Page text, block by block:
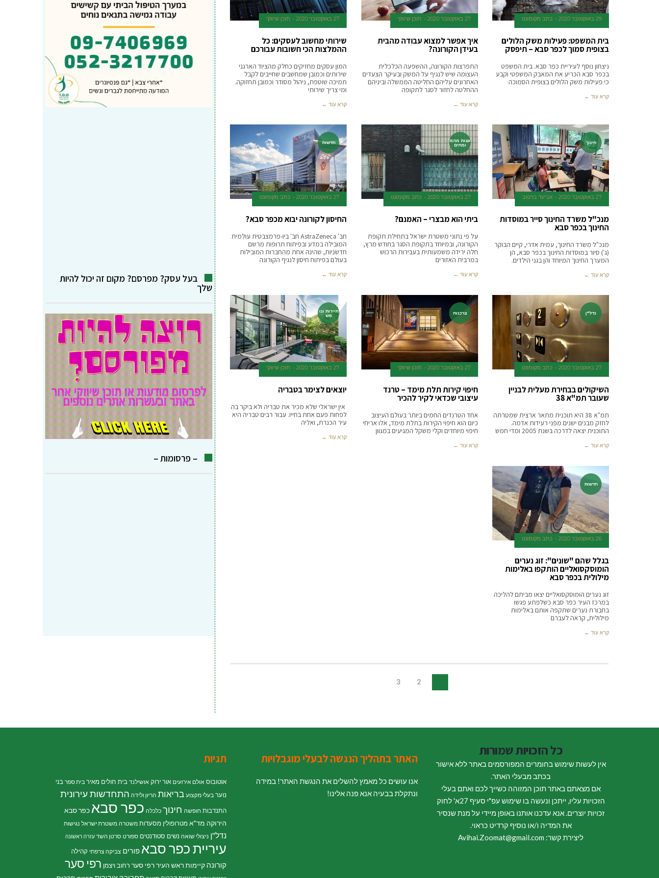
29 באוקטובר 2020 כתב מקומונט
בית המשפט: פעילות משק הלולים
בצופית סמוך לכפר סבא – תיפסק
ניצחון נוסף לעיריית כפר סבא. בית המשפט
בכפר סבא הכריע את המאבק המשפטי וקבע
כי פעילות משק הלולים בצופית הסמוכה
קרא עוד ←
27 באוקטובר 2020 תוכן שיווקי
איך אפשר למצוא עבודה מהבית
בעידן הקורונה?
התפרצות הקורונה, ההשפעה הכלכלית
העצומה שיש לנגיף על המשק ובעיקר הצעדים
האחרונים עליהם החליטה הממשלה וביניהם
ההחלטה לחזור לסגר לתקופה
קרא עוד ←
27 באוקטובר 2020 תוכן שיווקי
שירותי מחשוב לעסקים: כל
ההמלצות הכי חשובות עבורכם
המון עסקים מחזיקים כחלק מהציוד הארגני
שירותים וכמובן שמחשבים שחייבים לקבל
תמיכה שוטפת, ניהול מסודר וכמובן תחזוקה.
ומי צריך שירותי
קרא עוד ←
חינוך
27 באוקטובר 2020 אביעד ברטוב
מנכ"ל משרד החינוך סייר במוסדות
החינוך בכפר סבא
מנכ"ל משרד החינוך, עמית אדרי, קיים הבוקר
(ג') סיור במוסדות החינוך בכפר סבא, הן
המערך החינוך המיוחד והן בגני הילדים.
קרא עוד ←
עצות מהמ
ומחים
27 באוקטובר 2020 כתב מקומונט
ביתי הוא מבצרי – האמנם?
על פי נתוני משטרת ישראל בתחילת תקופת
הקורונה, ובמיוחד בתקופת הסגר בחודש מרץ,
חלה ירידה משמעותית בעבירות הרכוש
במרבית האזורים
קרא עוד ←
חדשות
27 באוקטובר 2020 כתב מקומונט
החיסון לקורונה יבוא מכפר סבא?
חב' AstraZeneca חב' ביו-פרמצבטית עולמית
המובילה במדע ובפיתוח תרופות מרשם
חדשניות, שהינה אחת מהחברות המובילות
בעולם בפיתוח חיסון לנגיף הקורונה
קרא עוד ←
נדל"ן
27 באוקטובר 2020 כתב מקומונט
השיקולים בבחירת מעלית לבניין
שעובר תמ"א 38
תמ"א 38 היא תוכנית מתאר ארצית שמטרתה
לחזק מבנים ישנים מפני רעידות אדמה.
התוכנית יצאה לדרכה בשנת 2005 ומדי חמש
קרא עוד ←
צרכנות
27 באוקטובר 2020 תוכן שיווקי
חיפוי קירות תלת מימד – טרנד
עיצובי שכדאי לקיר להכיר
אחד הטרנדים החמים ביותר בעולם העיצוב
כיום הוא חיפוי הקירות בתלת מימד, אלו אריחי
חיפוי מיוחדים וקלי משקל המגיעים במגוון
קרא עוד ←
תיירות ונו
פש
27 באוקטובר 2020 תוכן שיווקי
יוצאים לצימר בטבריה
אין ישראלי שלא מכיר את טבריה ולא ביקר בה
לפחות פעם אחת בחייו. עבור רבים טבריה היא
עיר הכנרת, ואליה
קרא עוד ←
חדשות
26 באוקטובר 2020 כתב מקומונט
בגלל שהם "שונים": זוג נערים
הומוסקסואליים הותקפו באלימות
מילולית בכפר סבא
זוג נערים הומוסקסואליים יצאו מביתם להליכה
במרכז העיר כפר סבא כשלפתע פגשו
בחבורת נערים שתקפה אותם באלימות
מילולית, קראה לעברם
קרא עוד ←
2
3
בעל עסק? מפרסם? מקום זה יכול להיות
שלך
– פרסומות –
כל הזכויות שמורות
אין לעשות שימוש בחומרים המפורסמים באתר ללא אישור
בכתב מבעלי האתר.
אם מצאתם באתר תוכן המזוהה כשייך לכם ואתם בעלי
הזכויות עליו, ייתכן ונעשה בו שימוש עפ"י סעיף 27א' לחוק
זכויות יוצרים. אנא עדכנו אותנו באופן מיידי על מנת שנסיר
את המדיה ו/או נוסיף קרדיט כראוי.
ליצירת קשר: Avihai.Zoomat@gmail.com
האתר בתהליך הנגשה לבעלי מוגבלויות
אנו עושים כל מאמץ להשלים את הנגשת האתר! במידה
ונתקלת בבעיה אנא פנה אלינו!
תגיות
אוטובוס אולם אירועים אור ירוק אושילנד בית חולים מאיר בית ספר בני
נוער בעלי מקצוע בריאות הריון ולידה התחדשות עירונית
התנדבות חופשה חינוך כלכלה כפר סבא כפר סבא
הירוקה מד"א מטרופולין מסעדות משטרה משטרת ישראל נגישות
נדל"ן ניצולי שואה נשים סטודנטים ספורט סרטן השד עזרה ראשונה
עיריית כפר סבא פורים צביקה צרפתי קהילה
קורונה קיימותראש העיר רפי סער רחוב ויצמן רפי סער